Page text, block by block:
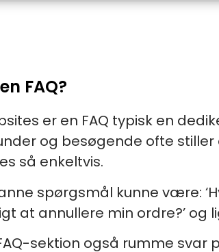
FAQ?
er en FAQ typisk en
og besøgende ofte
så enkeltvis.
spørgsmål kunne være:
at annullere min ordre?’ og
sektion også rumme